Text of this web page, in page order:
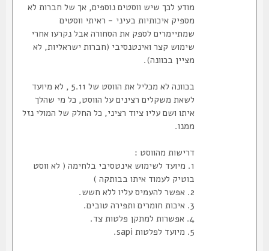
מודע לכך שיש ווסטים נוספים, אך של חברות לא
מספיק איכותיות בעיני - ראיתי ווסטים
שמתיימרים לספק את הסחורה אבל נקרעו אחרי
שימוש קצר ואינטנסיבי (חברות ישראליות, לא
מציין בכוונה).
בכוונה לא מכליל את הווסט של 5.11 , לא מיועד
לשאת משקלים רצינים על הווסט, כל מי שהלך
איתו ושם עליו ציוד רציני, כל החלק של המולי נזל
ממנו.
דרישות מהווסט :
1. מיועד לשימוש אינטסיבי בלחימה ( לא ווסט
בוטיק לעמוד איתו בבותקה )